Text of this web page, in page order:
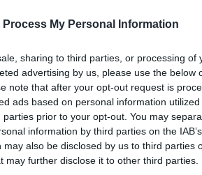
Process My Personal Information
sharing to third parties, or processing of
advertising by us, please use the below
note that after your opt-out request is
ads based on personal information
prior to your opt-out. You may
information by third parties on the
also be disclosed by us to third parties
may further disclose it to other third parties.